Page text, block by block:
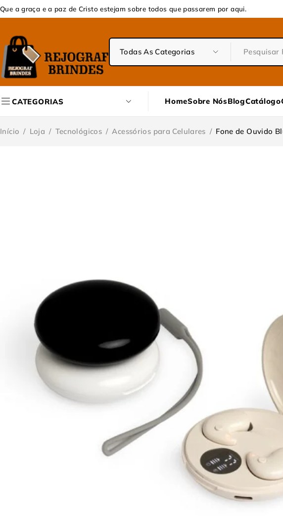
Que a graça e a paz de Cristo estejam sobre todos que passarem por aqui.
CATEGORIAS HomeSobre NósBlogCatálogo
Início / Loja / Tecnológicos / Acessórios para Celulares / Fone de Ouvido